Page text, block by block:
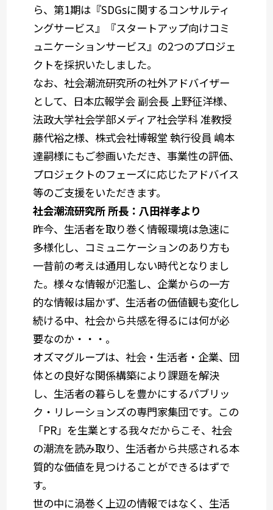
ら、第1期は『SDGsに関するコンサルティ
ングサービス』『スタートアップ向けコミ
ュニケーションサービス』の2つのプロジェ
クトを採択いたしました。
なお、社会潮流研究所の社外アドバイザー
として、日本広報学会 副会長 上野征洋様、
法政大学社会学部メディア社会学科 准教授
藤代裕之様、株式会社博報堂 執行役員 嶋本
達嗣様にもご参画いただき、事業性の評価、
プロジェクトのフェーズに応じたアドバイス
等のご支援をいただきます。
社会潮流研究所 所長：八田祥孝より
昨今、生活者を取り巻く情報環境は急速に
多様化し、コミュニケーションのあり方も
一昔前の考えは通用しない時代となりまし
た。様々な情報が氾濫し、企業からの一方
的な情報は届かず、生活者の価値観も変化し
続ける中、社会から共感を得るには何が必
要なのか・・・。
オズマグループは、社会・生活者・企業、団
体との良好な関係構築により課題を解決
し、生活者の暮らしを豊かにするパブリッ
ク・リレーションズの専門家集団です。この
「PR」を生業とする我々だからこそ、社会
の潮流を読み取り、生活者から共感される本
質的な価値を見つけることができるはずで
す。
世の中に渦巻く上辺の情報ではなく、生活